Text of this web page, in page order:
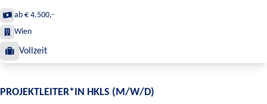
ab € 4.500,-
Wien
Vollzeit
PROJEKTLEITER*IN HKLS (M/W/D)